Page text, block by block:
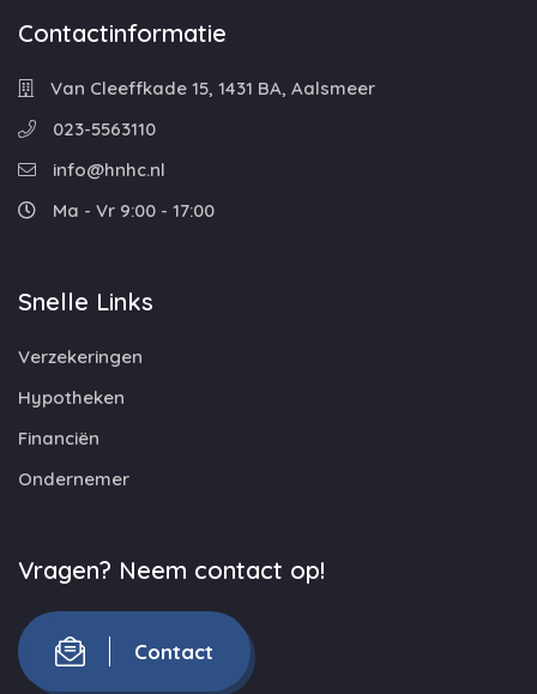
Contactinformatie
Van Cleeffkade 15, 1431 BA, Aalsmeer
023-5563110
info@hnhc.nl
Ma - Vr 9:00 - 17:00
Snelle Links
Verzekeringen
Hypotheken
Financiën
Ondernemer
Vragen? Neem contact op!
Contact